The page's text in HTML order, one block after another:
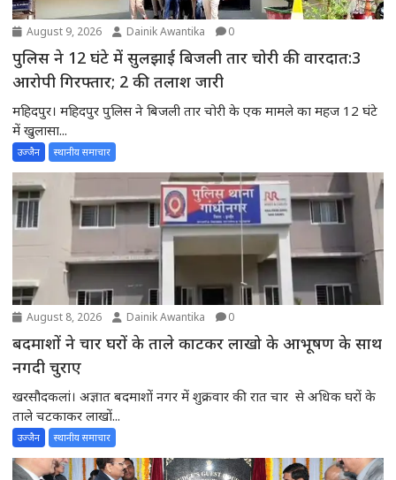
August 9, 2026 Dainik Awantika 0
पुलिस ने 12 घंटे में सुलझाई बिजली तार चोरी की वारदात:3
आरोपी गिरफ्तार; 2 की तलाश जारी
महिदपुर। महिदपुर पुलिस ने बिजली तार चोरी के एक मामले का महज 12 घंटे
में खुलासा...
उज्जैन स्थानीय समाचार
August 8, 2026 Dainik Awantika 0
बदमाशों ने चार घरों के ताले काटकर लाखो के आभूषण के साथ
नगदी चुराए
खरसौदकलां। अज्ञात बदमाशों नगर में शुक्रवार की रात चार से अधिक घरों के
ताले चटकाकर लाखों...
उज्जैन स्थानीय समाचार